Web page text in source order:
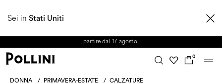
Sei in Stati Uniti
AUTUNNO/INVERNO 2026. Dall'8 al 16 agosto il Servizio Clienti non sarà
partire dal 17 agosto.
0
DONNA / PRIMAVERA-ESTATE / CALZATURE